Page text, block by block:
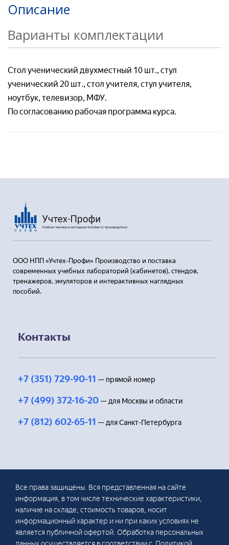
Описание
Варианты комплектации
Стол ученический двухместный 10 шт., стул
ученический 20 шт., стол учителя, стул учителя,
ноутбук, телевизор, МФУ.
По согласованию рабочая программа курса.
ООО НПП »Учтех-Профи» Производство и поставка
современных учебных лабораторий (кабинетов), стендов,
тренажеров, эмуляторов и интерактивных наглядных
пособий.
Контакты
+7 (351) 729-90-11 — прямой номер
+7 (499) 372-16-20 — для Москвы и области
+7 (812) 602-65-11 — для Санкт-Петербурга
Все права защищены. Вся представленная на сайте
информация, в том числе технические характеристики,
наличие на складе, стоимость товаров, носит
информационный характер и ни при каких условиях не
является публичной офертой. Обработка персональных
Товар*
Номер телефон *
Организация*
Ваш вопрос:*
Отправляя заявку, я соглашаюсь с
Пользовательским соглашением
Организация*
Номер телефона*